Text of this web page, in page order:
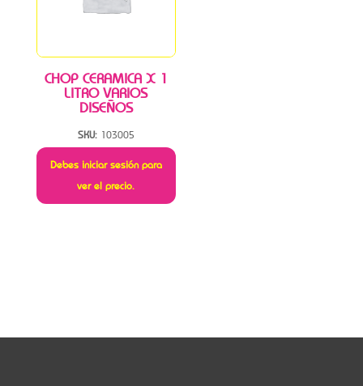
CHOP CERAMICA X 1
LITRO VARIOS
DISEÑOS
SKU: 103005
Debes iniciar sesión para
ver el precio.